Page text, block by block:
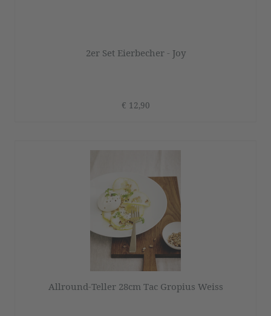
2er Set Eierbecher - Joy
€ 12,90
Allround-Teller 28cm Tac Gropius Weiss